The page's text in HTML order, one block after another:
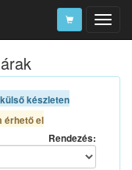
készleten
érhető el
Rendezés: